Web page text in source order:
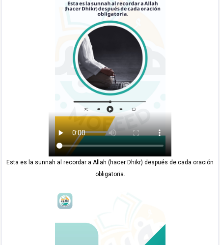
Esta es la sunnah al recordar a Allah (hacer Dhikr) después de cada oración
obligatoria.